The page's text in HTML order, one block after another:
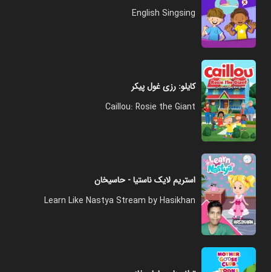
English Singsing
کایلو: رزی غول پیکر
Caillou: Rosie the Giant
استریم لایک ناستیا - حاسیخان
Learn Like Nastya Stream by Hasikhan